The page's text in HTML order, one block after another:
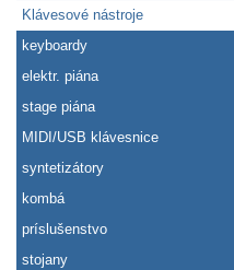
Klávesové nástroje
keyboardy
elektr. piána
stage piána
MIDI/USB klávesnice
syntetizátory
kombá
príslušenstvo
stojany